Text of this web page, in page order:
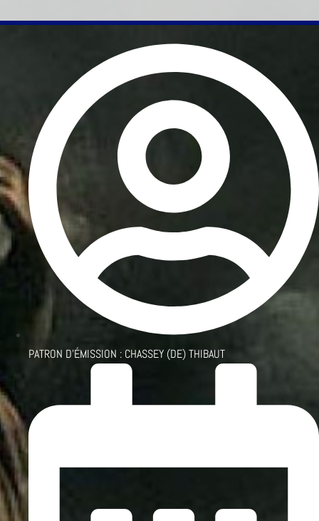
PATRON D'ÉMISSION : CHASSEY (DE) THIBAUT